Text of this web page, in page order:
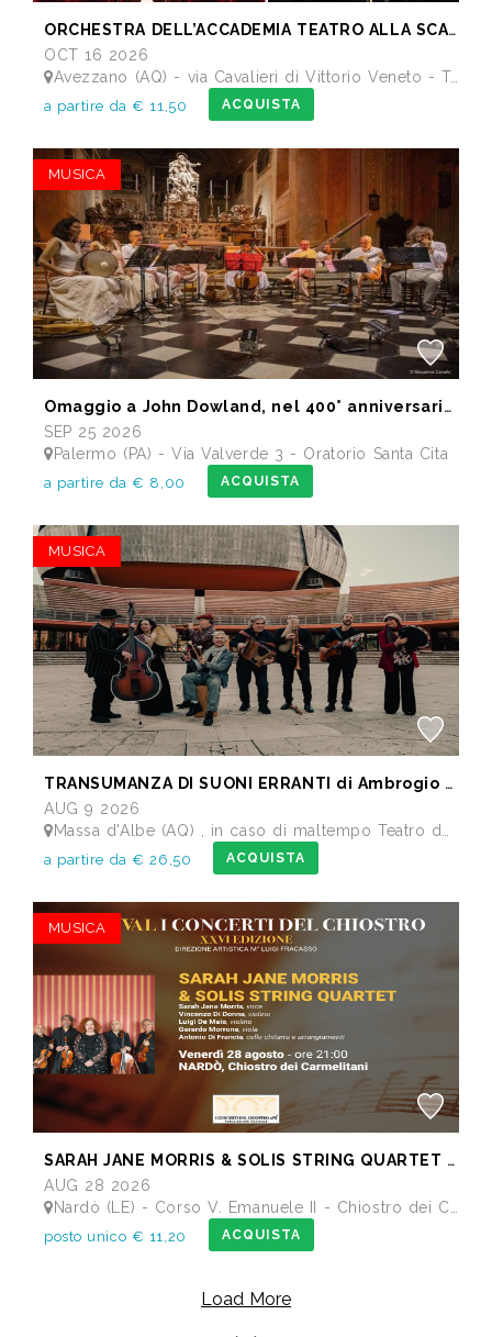
ORCHESTRA DELL’ACCADEMIA TEATRO ALLA SCALA di Milano
OCT 16 2026
Avezzano (AQ) - via Cavalieri di Vittorio Veneto - Teatro dei Marsi
a partire da € 11,50 ACQUISTA
MUSICA
Omaggio a John Dowland, nel 400° anniversario della morte
SEP 25 2026
Palermo (PA) - Via Valverde 3 - Oratorio Santa Cita
a partire da € 8,00 ACQUISTA
MUSICA
TRANSUMANZA DI SUONI ERRANTI di Ambrogio Sparagna
AUG 9 2026
Massa d'Albe (AQ) , in caso di maltempo Teatro dei Marsi Avezzano AQ - Anfiteatro Romano di Alba Fucens
a partire da € 26,50 ACQUISTA
MUSICA
SARAH JANE MORRIS & SOLIS STRING QUARTET - Festival I Concerti del Chiostro
AUG 28 2026
Nardò (LE) - Corso V. Emanuele II - Chiostro dei Carmelitani
posto unico € 11,20 ACQUISTA
Load More